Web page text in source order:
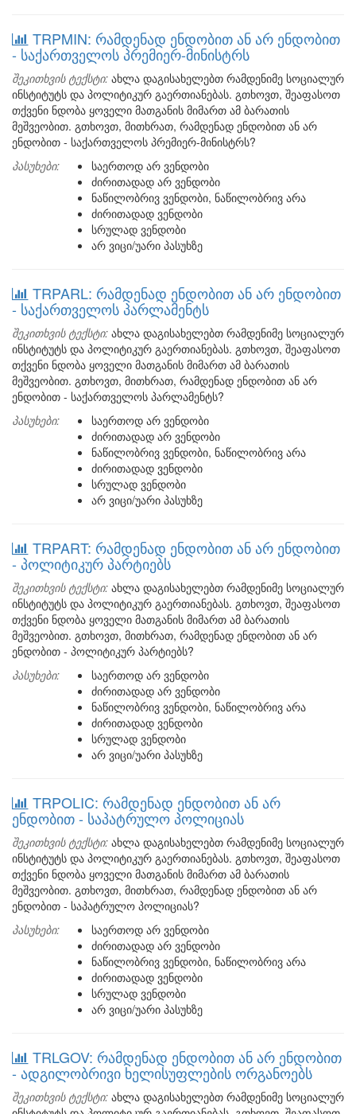
TRPMIN: რამდენად ენდობით ან არ ენდობით
- საქართველოს პრემიერ-მინისტრს
შეკითხვის ტექსტი: ახლა დაგისახელებთ რამდენიმე სოციალურ
ინსტიტუტს და პოლიტიკურ გაერთიანებას. გთხოვთ, შეაფასოთ
თქვენი ნდობა ყოველი მათგანის მიმართ ამ ბარათის
მეშვეობით. გთხოვთ, მითხრათ, რამდენად ენდობით ან არ
ენდობით - საქართველოს პრემიერ-მინისტრს?
პასუხები:
საერთოდ არ ვენდობი
ძირითადად არ ვენდობი
ნაწილობრივ ვენდობი, ნაწილობრივ არა
ძირითადად ვენდობი
სრულად ვენდობი
არ ვიცი/უარი პასუხზე
TRPARL: რამდენად ენდობით ან არ ენდობით
- საქართველოს პარლამენტს
შეკითხვის ტექსტი: ახლა დაგისახელებთ რამდენიმე სოციალურ
ინსტიტუტს და პოლიტიკურ გაერთიანებას. გთხოვთ, შეაფასოთ
თქვენი ნდობა ყოველი მათგანის მიმართ ამ ბარათის
მეშვეობით. გთხოვთ, მითხრათ, რამდენად ენდობით ან არ
ენდობით - საქართველოს პარლამენტს?
პასუხები:
საერთოდ არ ვენდობი
ძირითადად არ ვენდობი
ნაწილობრივ ვენდობი, ნაწილობრივ არა
ძირითადად ვენდობი
სრულად ვენდობი
არ ვიცი/უარი პასუხზე
TRPART: რამდენად ენდობით ან არ ენდობით
- პოლიტიკურ პარტიებს
შეკითხვის ტექსტი: ახლა დაგისახელებთ რამდენიმე სოციალურ
ინსტიტუტს და პოლიტიკურ გაერთიანებას. გთხოვთ, შეაფასოთ
თქვენი ნდობა ყოველი მათგანის მიმართ ამ ბარათის
მეშვეობით. გთხოვთ, მითხრათ, რამდენად ენდობით ან არ
ენდობით - პოლიტიკურ პარტიებს?
პასუხები:
საერთოდ არ ვენდობი
ძირითადად არ ვენდობი
ნაწილობრივ ვენდობი, ნაწილობრივ არა
ძირითადად ვენდობი
სრულად ვენდობი
არ ვიცი/უარი პასუხზე
TRPOLIC: რამდენად ენდობით ან არ
ენდობით - საპატრულო პოლიციას
შეკითხვის ტექსტი: ახლა დაგისახელებთ რამდენიმე სოციალურ
ინსტიტუტს და პოლიტიკურ გაერთიანებას. გთხოვთ, შეაფასოთ
თქვენი ნდობა ყოველი მათგანის მიმართ ამ ბარათის
მეშვეობით. გთხოვთ, მითხრათ, რამდენად ენდობით ან არ
ენდობით - საპატრულო პოლიციას?
პასუხები:
საერთოდ არ ვენდობი
ძირითადად არ ვენდობი
ნაწილობრივ ვენდობი, ნაწილობრივ არა
ძირითადად ვენდობი
სრულად ვენდობი
არ ვიცი/უარი პასუხზე
TRLGOV: რამდენად ენდობით ან არ ენდობით
- ადგილობრივი ხელისუფლების ორგანოებს
შეკითხვის ტექსტი: ახლა დაგისახელებთ რამდენიმე სოციალურ